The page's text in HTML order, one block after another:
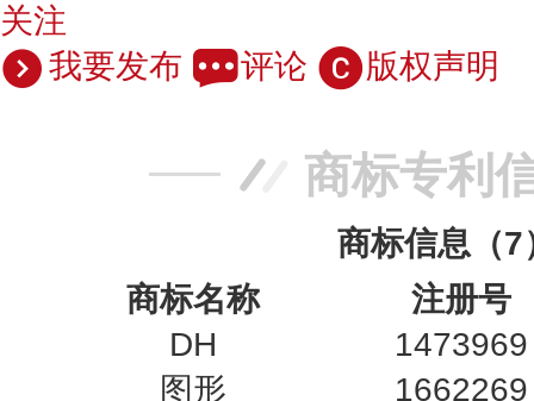
关注
我要发布
评论 版权声明
商标专利
商标信息（7
商标名称
注册号
DH
1473969
图形
1662269